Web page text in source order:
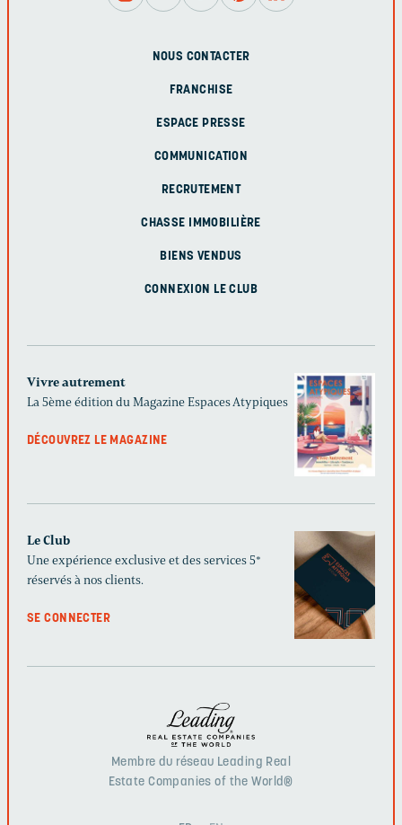
NOUS CONTACTER
FRANCHISE
ESPACE PRESSE
COMMUNICATION
RECRUTEMENT
CHASSE IMMOBILIÈRE
BIENS VENDUS
CONNEXION LE CLUB
Vivre autrement
La 5ème édition du Magazine Espaces Atypiques
DÉCOUVREZ LE MAGAZINE
Le Club
Une expérience exclusive et des services 5*
réservés à nos clients.
SE CONNECTER
Membre du réseau Leading Real
Estate Companies of the World®